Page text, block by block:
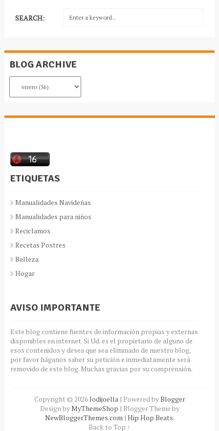
SEARCH:
BLOG ARCHIVE
ETIQUETAS
Manualidades Navideñas
Manualidades para niños
Reciclamos
Recetas Postres
Belleza
Hogar
AVISO IMPORTANTE
Este blog contiene fuentes de información propias y externas
disponibles en internet. Si Ud. es el propietario de alguno de
esos contenidos y desea que sea eliminado de nuestro blog,
por favor háganos saber su petición e inmediatamente será
removido de este blog. Muchas gracias por su comprensión.
Copyright © 2026 lodijoella| Powered byBlogger
Design byMyThemeShop | Blogger Theme by
NewBloggerThemes.com| Hip Hop Beats.
Back to Top ↑